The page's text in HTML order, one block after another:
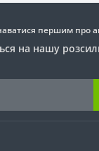
першим про
на нашу